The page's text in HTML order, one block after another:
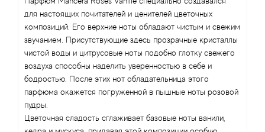
для настоящих почитателей и ценителей цветочных
композиций. Его верхние ноты обладают чистым и свежим
звучанием. Присутствующие здесь прозрачные кристаллы
чистой воды и цитрусовые ноты подобно глотку свежего
воздуха способны наделить уверенностью в себе и
бодростью. После этих нот обладательница этого
парфюма окажется погруженной в пышные ноты розовой
пудры.
Цветочная сладость сглаживает базовые ноты ванили,
Arabesque Perfumes
Arabiyat
Aramis
Ariana Grande
Armaf